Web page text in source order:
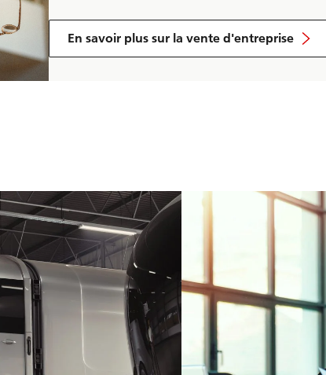
En savoir plus sur la vente d'entreprise